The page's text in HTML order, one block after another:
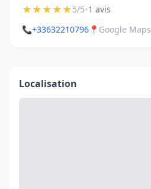
★★★★★5/5•1 avis
📞+33632210796 📍 Google Maps
Localisation